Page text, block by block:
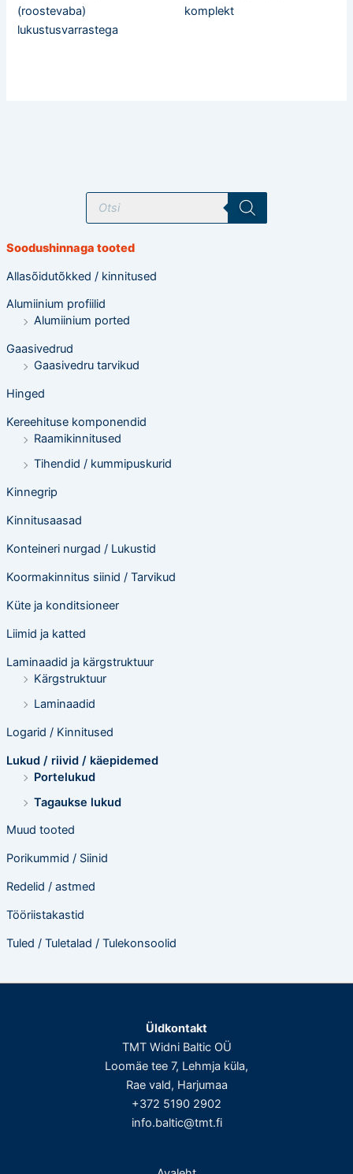
T
o
t
o
t
s
i
n
Soodushinnaga tooted
Allasõidutõkked / kinnitused
Alumiinium profiilid
Alumiinium ported
Gaasivedrud
Gaasivedru tarvikud
Hinged
Kereehituse komponendid
Raamikinnitused
Tihendid / kummipuskurid
Kinnegrip
Kinnitusaasad
Konteineri nurgad / Lukustid
Koormakinnitus siinid / Tarvikud
Küte ja konditsioneer
Liimid ja katted
Laminaadid ja kärgstruktuur
Kärgstruktuur
Laminaadid
Logarid / Kinnitused
Lukud / riivid / käepidemed
Portelukud
Tagaukse lukud
Muud tooted
Porikummid / Siinid
Redelid / astmed
Tööriistakastid
Tuled / Tuletalad / Tulekonsoolid
(roostevaba)
lukustusvarrastega
komplekt
Üldkontakt
TMT Widni Baltic OÜ
Loomäe tee 7, Lehmja küla,
Rae vald, Harjumaa
+372 5190 2902
info.baltic@tmt.fi